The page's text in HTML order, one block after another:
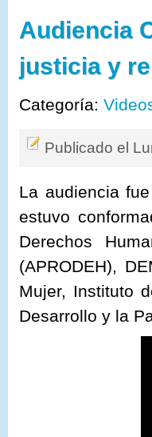
Audiencia
justicia y
Categoría:
Publicado el
La audiencia
estuvo
Derechos
(APRODEH),
Mujer, Instituto
Desarrollo y la